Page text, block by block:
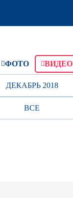
ФОТО ВИДЕО
ДЕКАБРЬ 2018
ВСЕ